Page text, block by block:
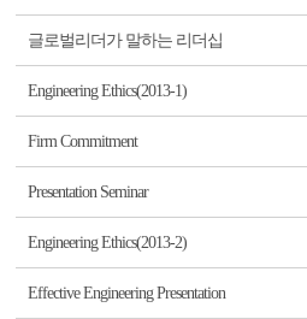
글로벌리더가 말하는 리더십
Engineering Ethics(2013-1)
Firm Commitment
Presentation Seminar
Engineering Ethics(2013-2)
Effective Engineering Presentation